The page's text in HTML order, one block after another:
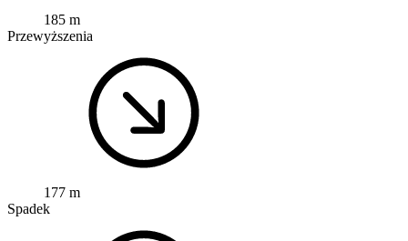
185 m
Przewyższenia
177 m
Spadek